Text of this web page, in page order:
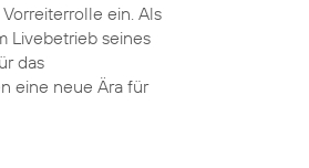
ein. Als
Livebetrieb seines
das
eine neue Ära für